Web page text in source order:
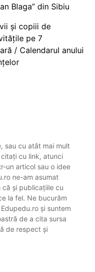
Blaga” din Sibiu
și copiii de
pe 7
/ Calendarul anului
sau cu atât mai mult
cu link, atunci
un articol sau o idee
ne-am asumat
și publicațiile cu
la fel. Ne bucurăm
și suntem
de a cita sursa
de respect și